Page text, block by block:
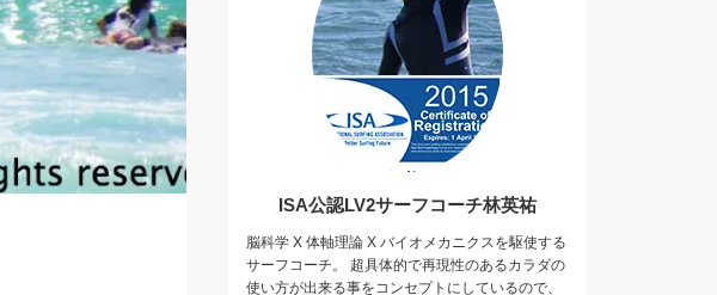
ISA公認LV2サーフコーチ林英祐
脳科学 X 体軸理論 X バイオメカニクスを駆使する
サーフコーチ。 超具体的で再現性のあるカラダの
使い方が出来る事をコンセプトにしているので、